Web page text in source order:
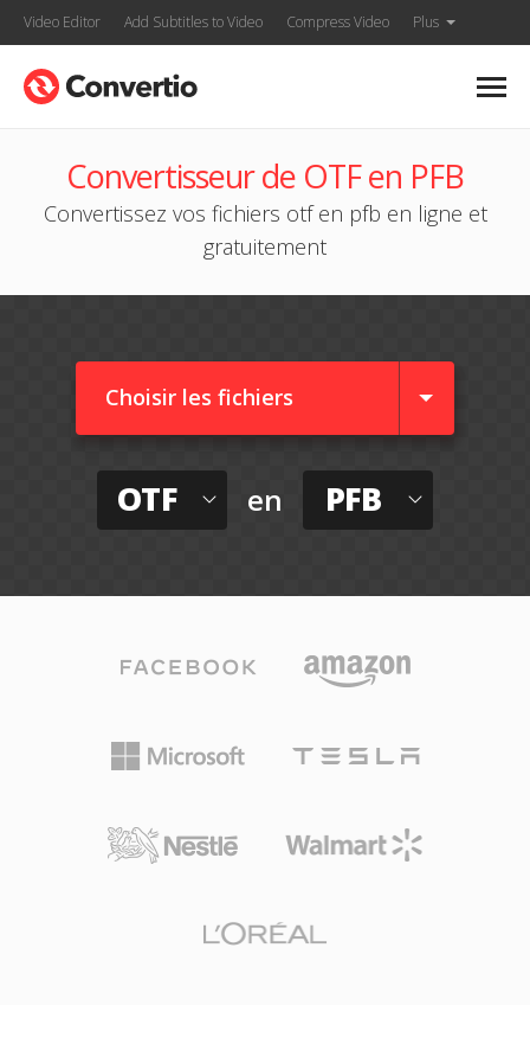
Video Editor Add Subtitles to Video Compress Video Plus
Convertisseur de OTF en PFB
Convertissez vos fichiers otf en pfb en ligne et
gratuitement
Choisir les fichiers
OTF en PFB